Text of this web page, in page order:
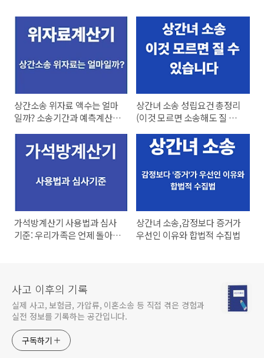
상간소송 위자료 액수는 얼마
일까? 소송기간과 예측계산기
상간녀 소송 성립요건 총정리
(이것 모르면 소송해도 질 수
가석방계산기 사용법과 심사
기준: 우리가족은 언제 돌아올
상간녀 소송,감정보다 증거가
우선인 이유와 합법적 수집법
사고 이후의 기록
실제 사고, 보험금, 가압류, 이혼소송 등 직접 겪은 경험과
실전 정보를 기록하는 공간입니다.
구독하기